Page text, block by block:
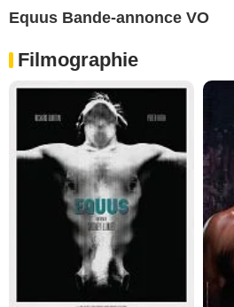
Equus Bande-annonce VO
Filmographie